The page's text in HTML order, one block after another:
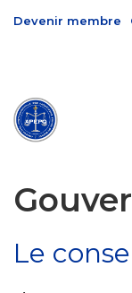
Devenir membre
Le